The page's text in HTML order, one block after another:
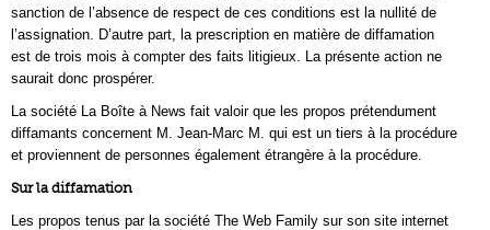
sanction de l’absence de respect de ces conditions est la nullité de
l’assignation. D’autre part, la prescription en matière de diffamation
est de trois mois à compter des faits litigieux. La présente action ne
saurait donc prospérer.
La société La Boîte à News fait valoir que les propos prétendument
diffamants concernent M. Jean-Marc M. qui est un tiers à la procédure
et proviennent de personnes également étrangère à la procédure.
Sur la diffamation
Les propos tenus par la société The Web Family sur son site internet